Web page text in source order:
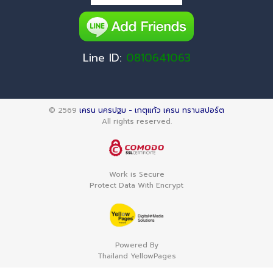
Line ID: 0810641063
© 2569 เครน นครปฐม - เกตุแก้ว เครน ทรานสปอร์ต
All rights reserved.
Work is Secure
Protect Data With Encrypt
Powered By
Thailand YellowPages